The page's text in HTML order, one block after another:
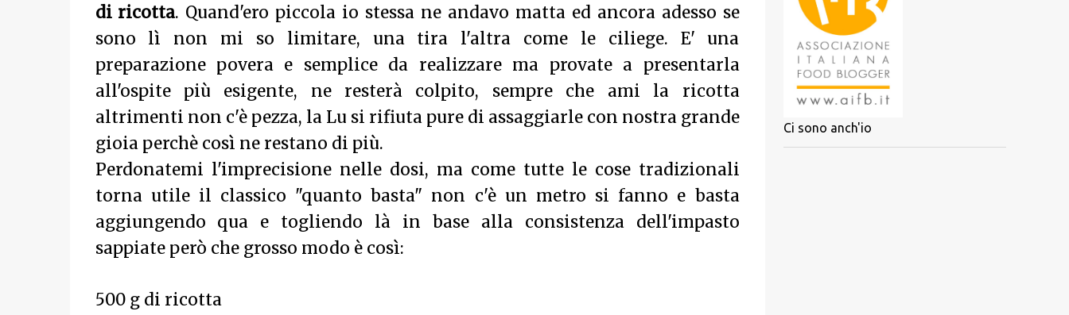
di ricotta. Quand'ero piccola io stessa ne andavo matta ed ancora adesso se
sono lì non mi so limitare, una tira l'altra come le ciliege. E' una
preparazione povera e semplice da realizzare ma provate a presentarla
all'ospite più esigente, ne resterà colpito, sempre che ami la ricotta
altrimenti non c'è pezza, la Lu si rifiuta pure di assaggiarle con nostra grande
gioia perchè così ne restano di più.
Perdonatemi l'imprecisione nelle dosi, ma come tutte le cose tradizionali
torna utile il classico "quanto basta" non c'è un metro si fanno e basta
aggiungendo qua e togliendo là in base alla consistenza dell'impasto
sappiate però che grosso modo è così:
500 g di ricotta
Ci sono anch'io